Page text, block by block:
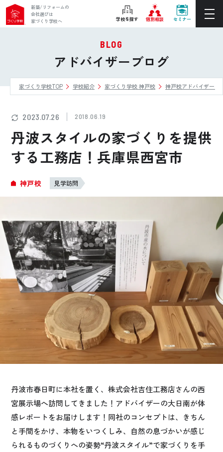
新築/リフォームの
会社選びは
家づくり学校へ
学校を探す 個別相談 セミナー
ぴったりの住宅会社をご提案
個別相談
後悔しない家づくりをレクチャー
セミナーをみる
お近くの学校を探す
ホーム
お悩み・相談事例
よくある質問
ご利用者の声・実例
お役立ち情報
公式SNSをチェック
YOUTUBE Instagram
プライバシーポリシー
BLOG
アドバイザーブログ
家づくり学校TOP 学校紹介 家づくり学校 神戸校 神戸校アドバイザーブ
2023.07.26 2018.06.19
丹波スタイルの家づくりを提供
する工務店！兵庫県西宮市
神戸校 見学訪問
丹波市春日町に本社を置く、株式会社吉住工務店さんの西
宮展示場へ訪問してきました！アドバイザーの大日南が体
感レポートをお届けします！同社のコンセプトは、きちん
と手間をかけ、本物をいつくしみ、自然の息づかいが感じ
られるものづくりへの姿勢“丹波スタイル”で家づくりを手